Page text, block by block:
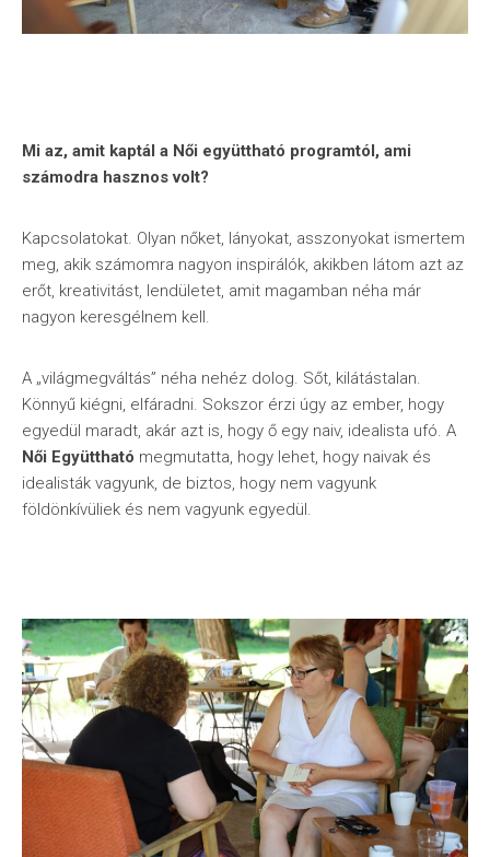
Mi az, amit kaptál a Női együttható programtól, ami
számodra hasznos volt?
Kapcsolatokat. Olyan nőket, lányokat, asszonyokat ismertem
meg, akik számomra nagyon inspirálók, akikben látom azt az
erőt, kreativitást, lendületet, amit magamban néha már
nagyon keresgélnem kell.
A „világmegváltás” néha nehéz dolog. Sőt, kilátástalan.
Könnyű kiégni, elfáradni. Sokszor érzi úgy az ember, hogy
egyedül maradt, akár azt is, hogy ő egy naiv, idealista ufó. A
Női Együttható megmutatta, hogy lehet, hogy naivak és
idealisták vagyunk, de biztos, hogy nem vagyunk
földönkívüliek és nem vagyunk egyedül.